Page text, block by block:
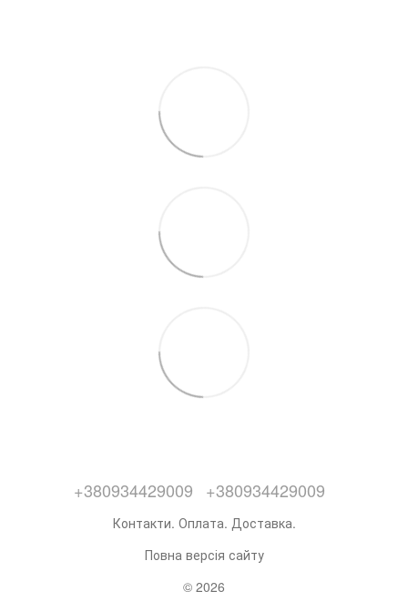
+380934429009 +380934429009
Контакти. Оплата. Доставка.
Повна версія сайту
© 2026